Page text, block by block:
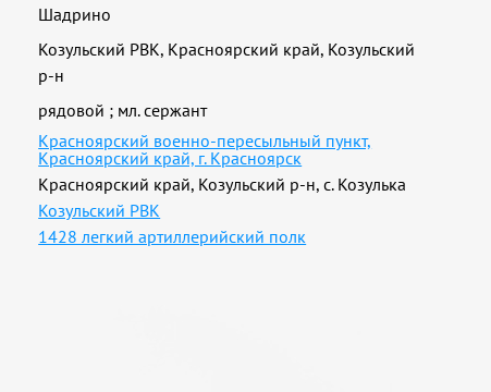
Шадрино
Козульский РВК, Красноярский край, Козульский
р-н
рядовой ; мл. сержант
Красноярский военно-пересыльный пункт,
Красноярский край, г. Красноярск
Красноярский край, Козульский р-н, с. Козулька
Козульский РВК
1428 легкий артиллерийский полк